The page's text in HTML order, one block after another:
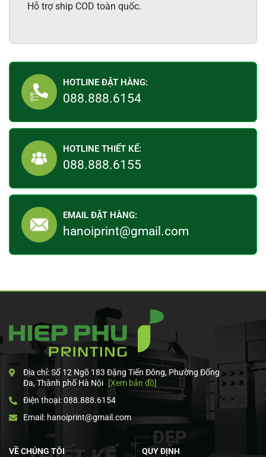
Hỗ trợ ship COD toàn quốc.
HOTLINE ĐẶT HÀNG:
088.888.6154
HOTLINE THIẾT KẾ:
088.888.6155
EMAIL ĐẶT HÀNG:
hanoiprint@gmail.com
Địa chỉ: Số 12 Ngõ 183 Đặng Tiến Đông, Phường Đống
Đa, Thành phố Hà Nội
[Xem bản đồ]
Điện thoại: 088.888.6154
Email: hanoiprint@gmail.com
VỀ CHÚNG TÔI QUY ĐỊNH